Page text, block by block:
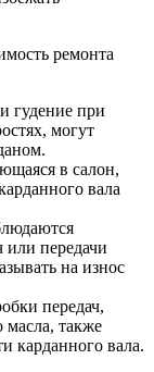
ремонта
гудение при
могут
в салон,
вала
или передачи
на износ
передач,
масла, также
карданного вала.